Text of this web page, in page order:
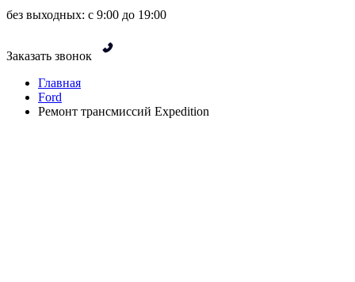
без выходных: с 9:00 до 19:00
Заказать звонок
Главная
Ford
Ремонт трансмиссий Expedition